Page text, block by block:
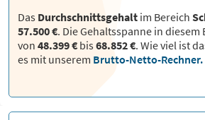
Das Durchschnittsgehalt im Bereich
57.500 €. Die Gehaltsspanne in
von 48.399 € bis68.852 €. Wie viel ist
es mit unserem Brutto-Netto-Rechner.